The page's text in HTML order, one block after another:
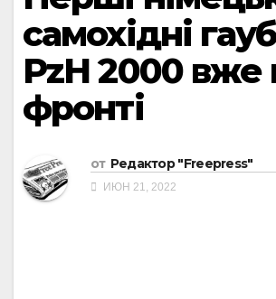
самохідні
PzH 2000 вже
фронті
от Редактор "Freepress"
ИЮН 21, 2022